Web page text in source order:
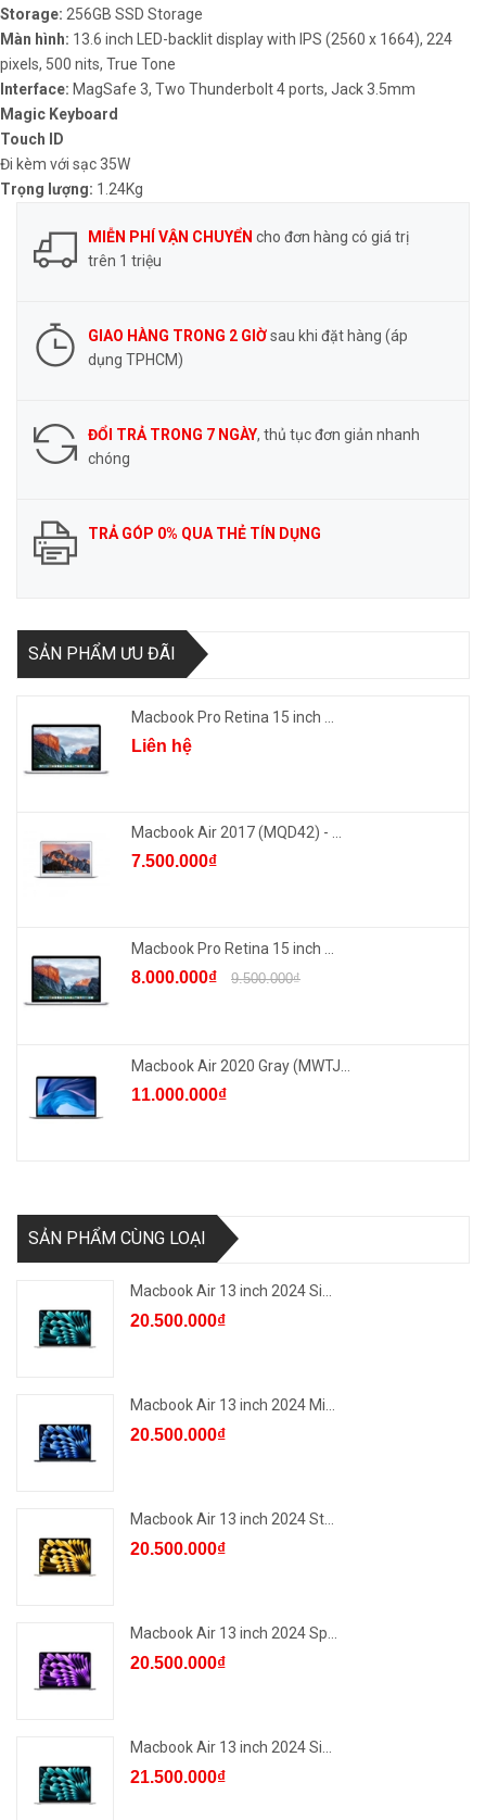
Storage: 256GB SSD Storage
Màn hình: 13.6 inch LED-backlit display with IPS (2560 x 1664), 224
pixels, 500 nits, True Tone
Interface: MagSafe 3, Two Thunderbolt 4 ports, Jack 3.5mm
Magic Keyboard
Touch ID
Đi kèm với sạc 35W
Trọng lượng: 1.24Kg
MIỄN PHÍ VẬN CHUYỂN cho đơn hàng có giá trị
trên 1 triệu
GIAO HÀNG TRONG 2 GIỜsau khi đặt hàng (áp
dụng TPHCM)
ĐỔI TRẢ TRONG 7 NGÀY, thủ tục đơn giản nhanh
chóng
TRẢ GÓP 0% QUA THẺ TÍN DỤNG
SẢN PHẨM ƯU ĐÃI
Macbook Pro Retina 15 inch ...
Liên hệ
Macbook Air 2017 (MQD42) - ...
7.500.000₫
Macbook Pro Retina 15 inch ...
8.000.000₫ 9.500.000₫
Macbook Air 2020 Gray (MWTJ...
11.000.000₫
SẢN PHẨM CÙNG LOẠI
Macbook Air 13 inch 2024 Si...
20.500.000₫
Macbook Air 13 inch 2024 Mi...
20.500.000₫
Macbook Air 13 inch 2024 St...
20.500.000₫
Macbook Air 13 inch 2024 Sp...
20.500.000₫
Macbook Air 13 inch 2024 Si...
21.500.000₫